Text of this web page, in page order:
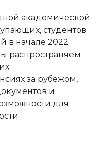
академической
студентов
в начале 2022
распространяем
за рубежом,
и
для